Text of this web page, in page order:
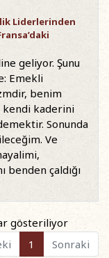
Liderlerinden
geliyor. Şunu
Emekli
benim
kendi kaderini
Sonunda
Ve
benden çaldığı
gösteriliyor
1 Sonraki